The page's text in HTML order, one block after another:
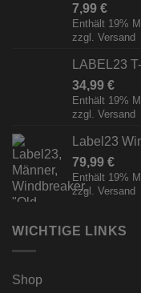
7,99 €
Enthält 19%
zzgl. Versand
LABEL23
34,99 €
Enthält 19%
zzgl. Versand
Label23
79,99 €
Enthält 19%
zzgl. Versand
WICHTIGE LINKS
Shop